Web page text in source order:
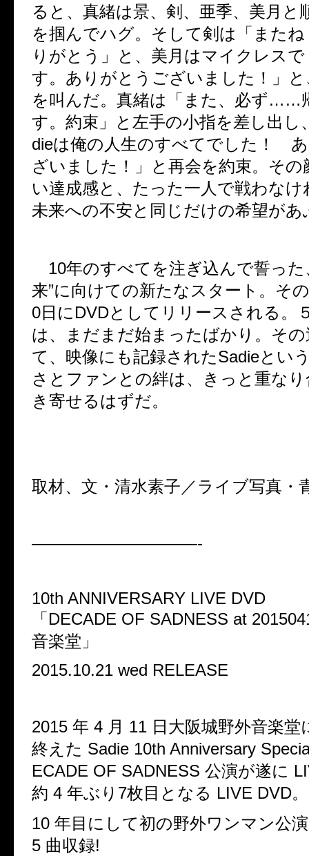
ると、真緒は景、剣、亜季、美月と
を掴んでハグ。そして剣は「また
りがとう」と、美月はマイクレス
す。ありがとうございました！」
を叫んだ。真緒は「また、必ず……
す。約束」と左手の小指を差し出し
dieは俺の人生のすべてでした！
ざいました！」と再会を約束。その
い達成感と、たった一人で戦わな
未来への不安と同じだけの希望が
10年のすべてを注ぎ込んで誓った
来”に向けての新たなスタート。そ
0日にDVDとしてリリースされる。
は、まだまだ始まったばかり。そ
て、映像にも記録されたSadieとい
さとファンとの絆は、きっと重な
き寄せるはずだ。
取材、文・清水素子／ライブ写真・
——————————-
10th ANNIVERSARY LIVE DVD
「DECADE OF SADNESS at
音楽堂」
2015.10.21 wed RELEASE
2015 年 4 月 11 日大阪城野外音楽堂
終えた Sadie 10th Anniversary
ECADE OF SADNESS 公演が遂に
約 4 年ぶり7枚目となる LIVE DVD。
10 年目にして初の野外ワンマン公
5 曲収録!